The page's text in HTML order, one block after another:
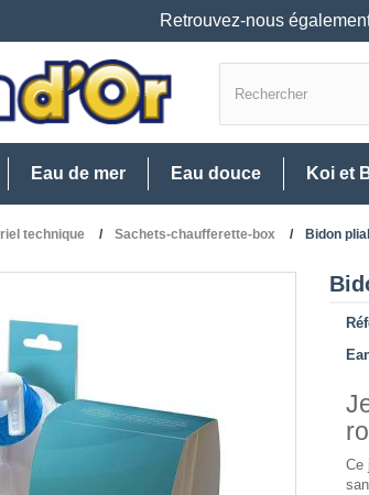
Retrouvez-nous
Eau de mer Eau douce Koi et
technique Sachets-chaufferette-box Bidon
Ce